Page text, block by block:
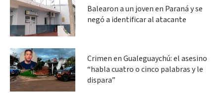
Balearon a un joven en Paraná y se
negó a identificar al atacante
Crimen en Gualeguaychú: el asesino
“habla cuatro o cinco palabras y le
dispara”